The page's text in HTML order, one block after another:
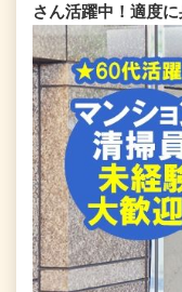
さん活躍中！適度